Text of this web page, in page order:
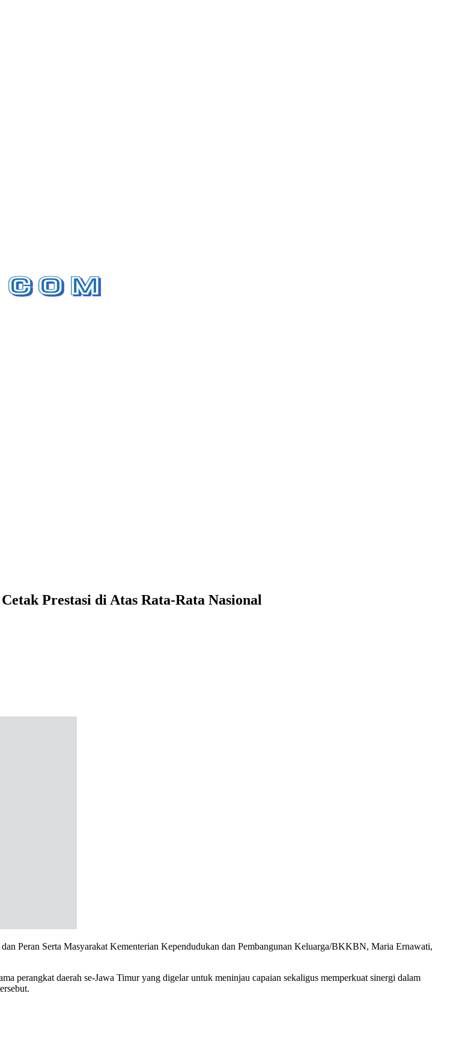
Prestasi di Atas Rata-Rata Nasional
Peran Serta Masyarakat Kementerian Kependudukan dan Pembangunan Keluarga/BKKBN, Maria Ernawati,
perangkat daerah se-Jawa Timur yang digelar untuk meninjau capaian sekaligus memperkuat sinergi dalam